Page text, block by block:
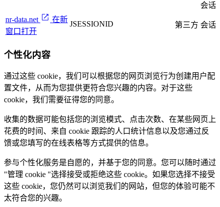
会话
nr-data.net
在新
窗口打开
JSESSIONID 第三方 会话
个性化内容
通过这些 cookie，我们可以根据您的网页浏览行为创建用户配
置文件，从而为您提供更符合您兴趣的内容。对于这些
cookie，我们需要征得您的同意。
收集的数据可能包括您的浏览模式、点击次数、在某些网页上
花费的时间、来自 cookie 跟踪的人口统计信息以及您通过反
馈或您填写的在线表格等方式提供的信息。
参与个性化服务是自愿的，并基于您的同意。您可以随时通过
"管理 cookie "选择接受或拒绝这些 cookie。如果您选择不接受
这些 cookie，您仍然可以浏览我们的网站，但您的体验可能不
太符合您的兴趣。